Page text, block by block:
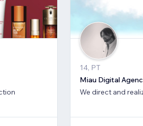
14, PT
Miau Digital
We direct and